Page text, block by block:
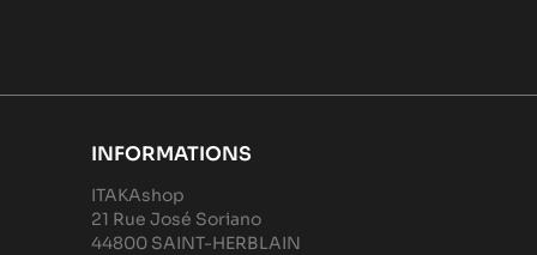
INFORMATIONS
ITAKAshop
21 Rue José Soriano
44800 SAINT-HERBLAIN